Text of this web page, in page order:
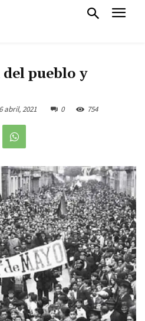
pueblo y
abril, 2021 0 754